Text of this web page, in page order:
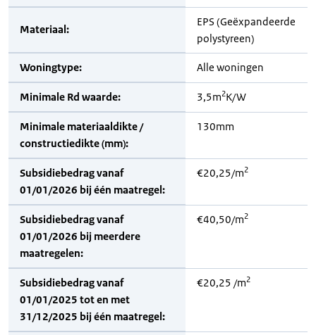
Materiaal:
EPS (Geëxpandeerde
polystyreen)
Woningtype: Alle woningen
Minimale Rd waarde: 3,5m2K/W
Minimale materiaaldikte /
constructiedikte (mm):
130mm
Subsidiebedrag vanaf
01/01/2026 bij één maatregel:
€20,25/m2
Subsidiebedrag vanaf
01/01/2026 bij meerdere
maatregelen:
€40,50/m2
Subsidiebedrag vanaf
01/01/2025 tot en met
31/12/2025 bij één maatregel:
€20,25 /m2